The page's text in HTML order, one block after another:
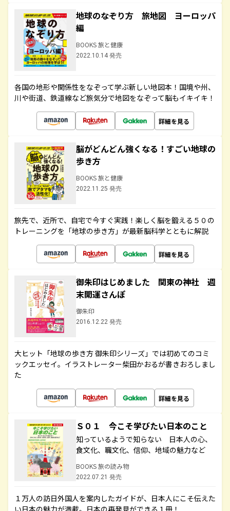
地球のなぞり方 旅地図 ヨーロッパ
編
BOOKS 旅と健康
2022.10.14 発売
各国の地形や関係性をなぞって学ぶ新しい地図本！国境や州、
川や街道、鉄道線など旅気分で地図をなぞって脳もイキイキ！
詳細を見る
脳がどんどん強くなる！すごい地球の
歩き方
BOOKS 旅と健康
2022.11.25 発売
旅先で、近所で、自宅で今すぐ実践！楽しく脳を鍛える５０の
トレーニングを「地球の歩き方」が最新脳科学とともに解説
詳細を見る
御朱印はじめました 関東の神社 週
末開運さんぽ
御朱印
2016.12.22 発売
大ヒット「地球の歩き方 御朱印シリーズ」では初めてのコミ
ックエッセイ。イラストレーター柴田かおるが書きおろしまし
た
詳細を見る
Ｓ０１ 今こそ学びたい日本のこと
知っているようで知らない 日本人の心、
食文化、職文化、信仰、地域の魅力など
BOOKS 旅の読み物
2022.07.21 発売
１万人の訪日外国人を案内したガイドが、日本人にこそ伝えた
い日本の魅力が満載。日本の再発見ができる１冊！